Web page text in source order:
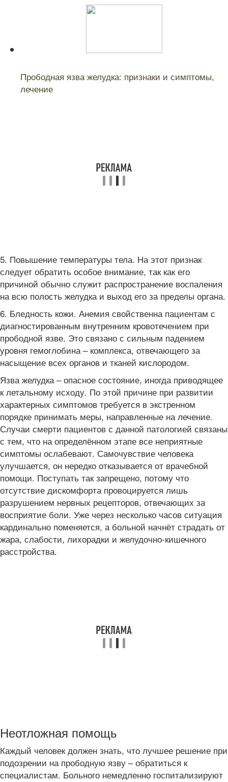
Прободная язва желудка: признаки и симптомы,
лечение
5. Повышение температуры тела. На этот признак
следует обратить особое внимание, так как его
причиной обычно служит распространение воспаления
на всю полость желудка и выход его за пределы органа.
6. Бледность кожи. Анемия свойственна пациентам с
диагностированным внутренним кровотечением при
прободной язве. Это связано с сильным падением
уровня гемоглобина – комплекса, отвечающего за
насыщение всех органов и тканей кислородом.
Язва желудка – опасное состояние, иногда приводящее
к летальному исходу. По этой причине при развитии
характерных симптомов требуется в экстренном
порядке принимать меры, направленные на лечение.
Случаи смерти пациентов с данной патологией связаны
с тем, что на определённом этапе все неприятные
симптомы ослабевают. Самочувствие человека
улучшается, он нередко отказывается от врачебной
помощи. Поступать так запрещено, потому что
отсутствие дискомфорта провоцируется лишь
разрушением нервных рецепторов, отвечающих за
восприятие боли. Уже через несколько часов ситуация
кардинально поменяется, а больной начнёт страдать от
жара, слабости, лихорадки и желудочно-кишечного
расстройства.
Неотложная помощь
Каждый человек должен знать, что лучшее решение при
подозрении на прободную язву – обратиться к
специалистам. Больного немедленно госпитализируют